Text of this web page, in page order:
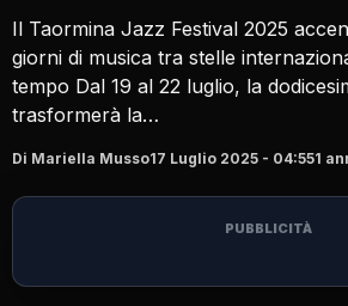
Il Taormina Jazz Festival 2025
giorni di musica tra stelle
tempo Dal 19 al 22 luglio, la
trasformerà la…
Di Mariella Musso17 Luglio 2025 - 04:551
PUBBLICITÀ